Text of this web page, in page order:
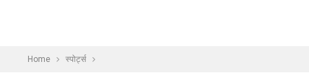
Home स्पोर्ट्स